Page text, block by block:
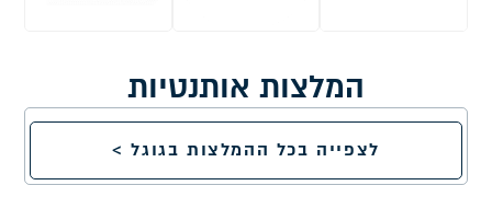
המלצות אותנטיות
לצפייה בכל ההמלצות בגוגל >